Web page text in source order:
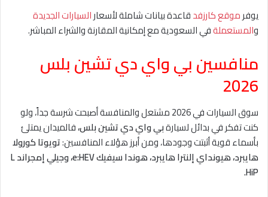
يوفرموقع كارزفدقاعدة بيانات شاملة لأسعارالسيارات الجديدة
والمستعملةفي السعودية مع إمكانية المقارنة والشراء المباشر.
منافسين بي واي دي تشين بلس
2026
سوق السيارات في 2026 مشتعل والمنافسة أصبحت شرسة جداً، ولو
كنت تفكر في بدائل لسيارةبي واي دي تشين بلس،فالميدان يمتلئ
بأسماء قوية أثبتت وجودها، ومن أبرز هؤلاء المنافسين:تويوتا كورولا
هايبرد، هيونداي إلنترا هايبرد، هوندا سيفيك e:HEV، وجيلي إمجراند L
HiP.